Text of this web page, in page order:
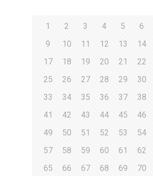
1 2 3 4 5 6
9
10 11 12 13 14
17
18 19 20 21 22
25
26 27 28 29 30
33
34 35 36 37 38
41
42 43 44 45 46
49
50 51 52 53 54
57
58 59 60 61 62
65
66 67 68 69 70